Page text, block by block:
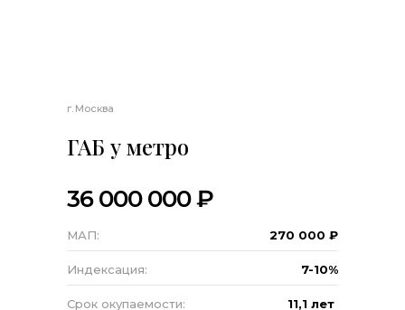
11,1 лет
Срок окупаемости:
7-10%
Индексация:
ГАБ у метро
г. Москва
МАП: 270 000 ₽
36 000 000 ₽